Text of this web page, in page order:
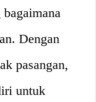
Dengan
pasangan,
untuk